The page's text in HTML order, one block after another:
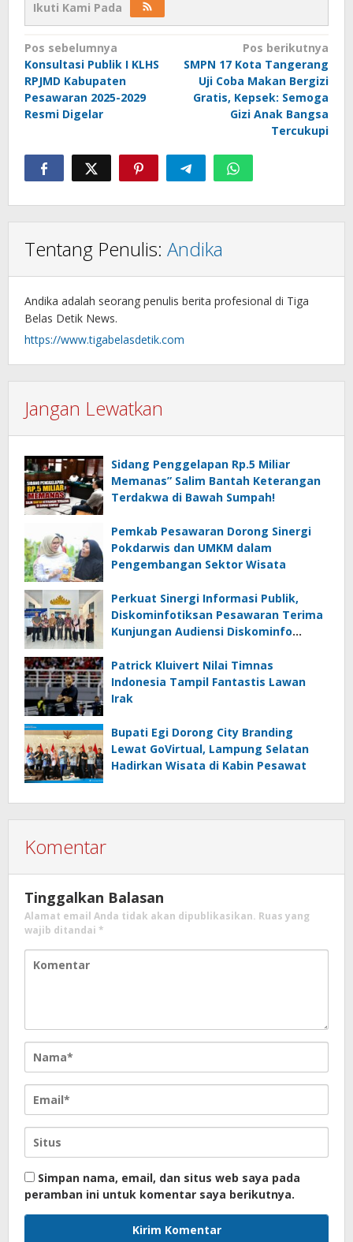
Ikuti Kami Pada
Navigasi
pos
Pos sebelumnya
Konsultasi Publik I KLHS
RPJMD Kabupaten
Pesawaran 2025-2029
Resmi Digelar
Pos berikutnya
SMPN 17 Kota Tangerang
Uji Coba Makan Bergizi
Gratis, Kepsek: Semoga
Gizi Anak Bangsa
Tercukupi
Tentang Penulis: Andika
Andika adalah seorang penulis berita profesional di Tiga
Belas Detik News.
https://www.tigabelasdetik.com
Jangan Lewatkan
Sidang Penggelapan Rp.5 Miliar
Memanas” Salim Bantah Keterangan
Terdakwa di Bawah Sumpah!
Pemkab Pesawaran Dorong Sinergi
Pokdarwis dan UMKM dalam
Pengembangan Sektor Wisata
Perkuat Sinergi Informasi Publik,
Diskominfotiksan Pesawaran Terima
Kunjungan Audiensi Diskominfo
Patrick Kluivert Nilai Timnas
Indonesia Tampil Fantastis Lawan
Irak
Bupati Egi Dorong City Branding
Lewat GoVirtual, Lampung Selatan
Hadirkan Wisata di Kabin Pesawat
Komentar
Tinggalkan Balasan
Alamat email Anda tidak akan dipublikasikan. Ruas yang
wajib ditandai *
Simpan nama, email, dan situs web saya pada
peramban ini untuk komentar saya berikutnya.